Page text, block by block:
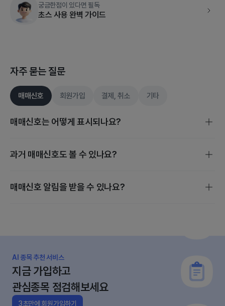
궁금한점이 있다면 필독
초스 사용 완벽 가이드
자주 묻는 질문
매매신호 회원가입 결제, 취소 기타
매매신호는 어떻게 표시되나요?
매매신호는 스마트 스코어, 밸류에이션, 수급 분석을 기준으로
과거 매매신호도 볼 수 있나요?
개별 종목 매매신호는 종목검색 후 [지금 살까?] 에서 확인할
매매신호 알림을 받을 수 있나요?
AI 종목 추천 서비스
지금 가입하고
관심종목 점검해보세요
3초만에 회원가입하기